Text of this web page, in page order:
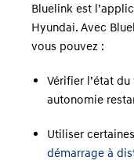
Bluelink est
Hyundai. Avec
vous pouvez :
Vérifier l’état
autonomie
Utiliser
démarrage à